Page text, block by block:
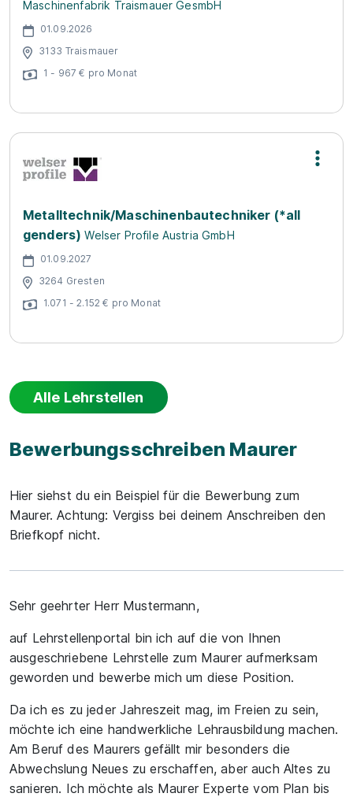
Maschinenfabrik Traismauer GesmbH
01.09.2026
3133 Traismauer
1 - 967 € pro Monat
Metalltechnik/Maschinenbautechniker (*all
genders) Welser Profile Austria GmbH
01.09.2027
3264 Gresten
1.071 - 2.152 € pro Monat
Alle Lehrstellen
Bewerbungsschreiben Maurer
Hier siehst du ein Beispiel für die Bewerbung zum
Maurer. Achtung: Vergiss bei deinem Anschreiben den
Briefkopf nicht.
Sehr geehrter Herr Mustermann,
auf Lehrstellenportal bin ich auf die von Ihnen
ausgeschriebene Lehrstelle zum Maurer aufmerksam
geworden und bewerbe mich um diese Position.
Da ich es zu jeder Jahreszeit mag, im Freien zu sein,
möchte ich eine handwerkliche Lehrausbildung machen.
Am Beruf des Maurers gefällt mir besonders die
Abwechslung Neues zu erschaffen, aber auch Altes zu
sanieren. Ich möchte als Maurer Experte vom Plan bis